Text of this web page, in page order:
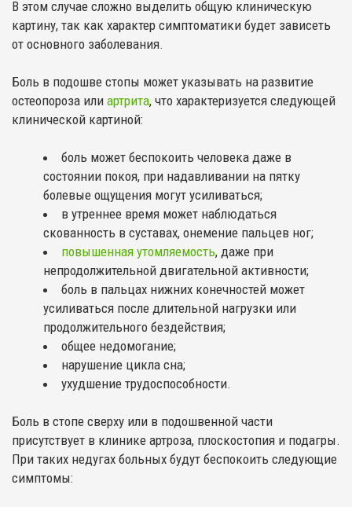
В этом случае сложно выделить общую клиническую
картину, так как характер симптоматики будет зависеть
от основного заболевания.
Боль в подошве стопы может указывать на развитие
остеопороза или артрита, что характеризуется следующей
клинической картиной:
боль может беспокоить человека даже в
состоянии покоя, при надавливании на пятку
болевые ощущения могут усиливаться;
в утреннее время может наблюдаться
скованность в суставах, онемение пальцев ног;
повышенная утомляемость, даже при
непродолжительной двигательной активности;
боль в пальцах нижних конечностей может
усиливаться после длительной нагрузки или
продолжительного бездействия;
общее недомогание;
нарушение цикла сна;
ухудшение трудоспособности.
Боль в стопе сверху или в подошвенной части
присутствует в клинике артроза, плоскостопия и подагры.
При таких недугах больных будут беспокоить следующие
симптомы: